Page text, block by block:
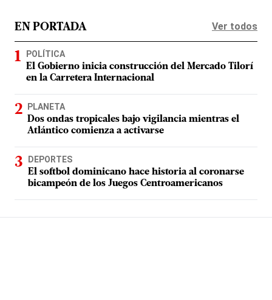
EN PORTADA Ver todos
POLÍTICA
El Gobierno inicia construcción del Mercado Tilorí
en la Carretera Internacional
PLANETA
Dos ondas tropicales bajo vigilancia mientras el
Atlántico comienza a activarse
DEPORTES
El softbol dominicano hace historia al coronarse
bicampeón de los Juegos Centroamericanos